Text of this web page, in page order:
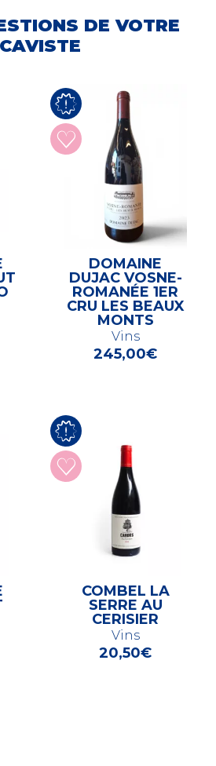
DE VOTRE
CAVISTE
DOMAINE
DUJAC VOSNE-
ROMANÉE 1ER
CRU LES BEAUX
MONTS
Vins
245,00€
COMBEL LA
SERRE AU
CERISIER
Vins
20,50€